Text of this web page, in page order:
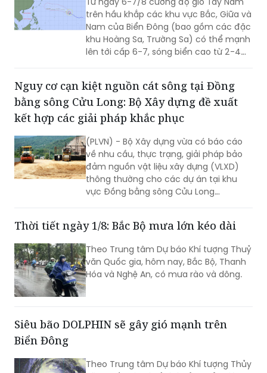
trên hầu khắp các khu vực Bắc, Giữa và
Nam của Biển Đông (bao gồm các đặc
khu Hoàng Sa, Trường Sa) có thể mạnh
lên tới cấp 6-7, sóng biển cao từ 2-4m,
Nguy cơ cạn kiệt nguồn cát sông tại Đồng
bằng sông Cửu Long: Bộ Xây dựng đề xuất
kết hợp các giải pháp khắc phục
(PLVN) - Bộ Xây dựng vừa có báo cáo
về nhu cầu, thực trạng, giải pháp bảo
đảm nguồn vật liệu xây dựng (VLXD)
thông thường cho các dự án tại khu
vực Đồng bằng sông Cửu Long
Thời tiết ngày 1/8: Bắc Bộ mưa lớn kéo dài
Theo Trung tâm Dự báo Khí tượng Thuỷ
văn Quốc gia, hôm nay, Bắc Bộ, Thanh
Hóa và Nghệ An, có mưa rào và dông.
Siêu bão DOLPHIN sẽ gây gió mạnh trên
Biển Đông
Theo Trung tâm Dự báo Khí tượng Thủy